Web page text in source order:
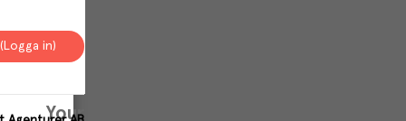
in)
Your